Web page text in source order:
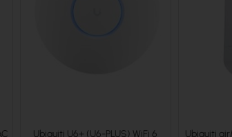
Ubiquiti U6+ (U6-PLUS) WiFi 6
Ubiquiti